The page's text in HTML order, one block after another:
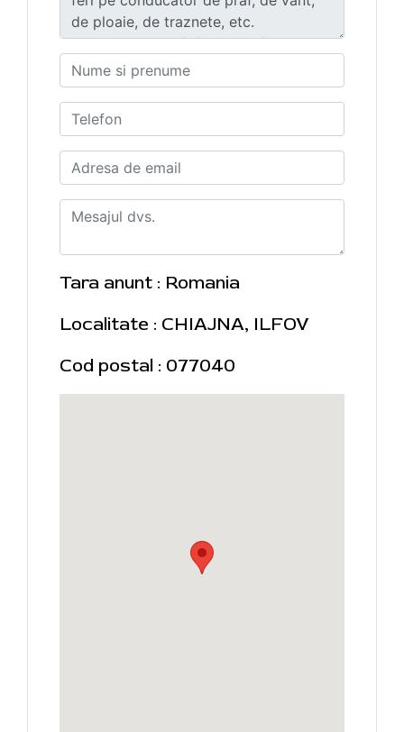
Tara anunt : Romania
Localitate : CHIAJNA, ILFOV
Cod postal : 077040